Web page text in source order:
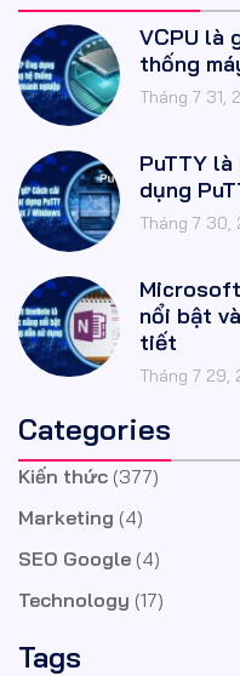
VCPU là
thống
Tháng 7 31,
PuTTY
dụng
Tháng 7 30,
nổi bật
tiết
Tháng 7 29,
Categories
Kiến thức (377)
Marketing (4)
SEO Google (4)
Technology (17)
Tags